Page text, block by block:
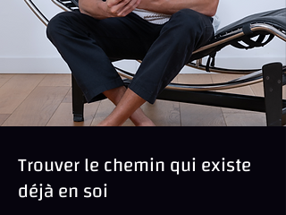
Trouver le chemin qui existe
déjà en soi